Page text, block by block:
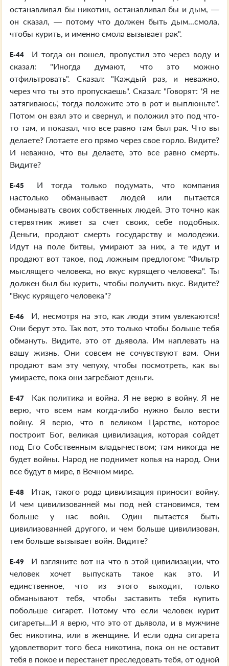
останавливал бы никотин, останавливал бы и дым, —
он сказал, — потому что должен быть дым...смола,
чтобы курить, и именно смола вызывает рак".
E-44
И тогда он пошел, пропустил это через воду и
сказал: "Иногда думают, что это можно
отфильтровать". Сказал: "Каждый раз, и неважно,
через что ты это пропускаешь". Сказал: "Говорят: 'Я не
затягиваюсь', тогда положите это в рот и выплюньте".
Потом он взял это и свернул, и положил это под что-
то там, и показал, что все равно там был рак. Что вы
делаете? Глотаете его прямо через свое горло. Видите?
И неважно, что вы делаете, это все равно смерть.
Видите?
E-45
И тогда только подумать, что компания
настолько обманывает людей или пытается
обманывать своих собственных людей. Это точно как
стервятник живет за счет своих, себе подобных.
Деньги, продают смерть государству и молодежи.
Идут на поле битвы, умирают за них, а те идут и
продают вот такое, под ложным предлогом: "Фильтр
мыслящего человека, но вкус курящего человека". Ты
должен был бы курить, чтобы получить вкус. Видите?
"Вкус курящего человека"?
E-46
И, несмотря на это, как люди этим увлекаются!
Они берут это. Так вот, это только чтобы больше тебя
обмануть. Видите, это от дьявола. Им наплевать на
вашу жизнь. Они совсем не сочувствуют вам. Они
продают вам эту чепуху, чтобы посмотреть, как вы
умираете, пока они загребают деньги.
E-47
Как политика и война. Я не верю в войну. Я не
верю, что всем нам когда-либо нужно было вести
войну. Я верю, что в великом Царстве, которое
построит Бог, великая цивилизация, которая сойдет
под Его Собственным владычеством; там никогда не
будет войны. Народ не поднимет копья на народ. Они
все будут в мире, в Вечном мире.
E-48
Итак, такого рода цивилизация приносит войну.
И чем цивилизованней мы под ней становимся, тем
больше у нас войн. Один пытается быть
цивилизованней другого, и чем больше цивилизован,
тем больше вызывает войн. Видите?
E-49
И взгляните вот на что в этой цивилизации, что
человек хочет выпускать такое как это. И
единственное, что из этого выходит, только
обманывают тебя, чтобы заставить тебя купить
побольше сигарет. Потому что если человек курит
сигареты...И я верю, что это от дьявола, и в мужчине
бес никотина, или в женщине. И если одна сигарета
удовлетворит того беса никотина, пока он не оставит
тебя в покое и перестанет преследовать тебя, от одной